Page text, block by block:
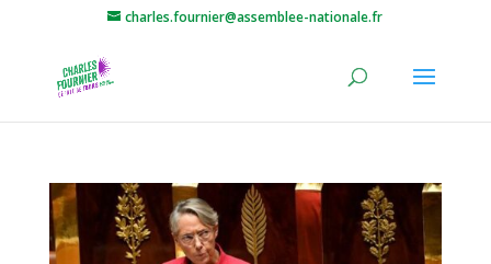
charles.fournier@assemblee-nationale.fr